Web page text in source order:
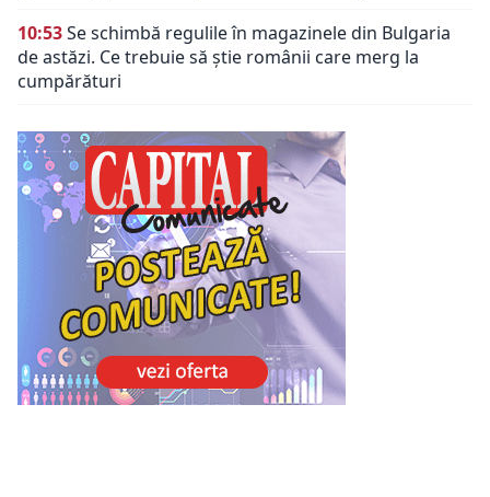
10:53Se schimbă regulile în magazinele din Bulgaria
de astăzi. Ce trebuie să știe românii care merg la
cumpărături